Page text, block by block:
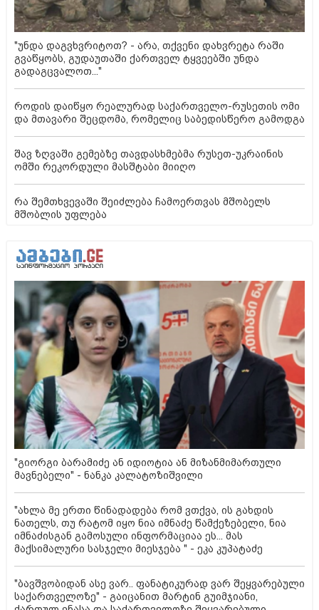
"უნდა დაგვხვრიტოთ? - არა, თქვენი დახვრეტა რაში
გვაწყობს, გუდაუთაში ქართველ ტყვეებში უნდა
გადაგცვალოთ..."
როდის დაიწყო რეალურად საქართველო-რუსეთის ომი
და მთავარი შეცდომა, რომელიც საბედისწერო გამოდგა
შავ ზღვაში გემებზე თავდასხმებმა რუსეთ-უკრაინის
ომში რეკორდული მასშტაბი მიიღო
რა შემთხვევაში შეიძლება ჩამოერთვას მშობელს
მშობლის უფლება
"გიორგი ბარამიძე ან იდიოტია ან მიზანმიმართული
მავნებელი" - ნანკა კალატოზიშვილი
"ახლა მე ერთი წინადადება რომ ვთქვა, ის გახდის
ნათელს, თუ რატომ იყო ნია იმნაძე წამქეზებელი, ნია
იმნაძისგან გამოსული ინფორმაციაა ეს... მას
მაქსიმალური სასჯელი მიესჯება " - ეკა კუპატაძე
"ბავშვობიდან ასე ვარ.. ფანატიკურად ვარ შეყვარებული
საქართველოზე" - გაიცანით მარტინ გუიმჯიანი,